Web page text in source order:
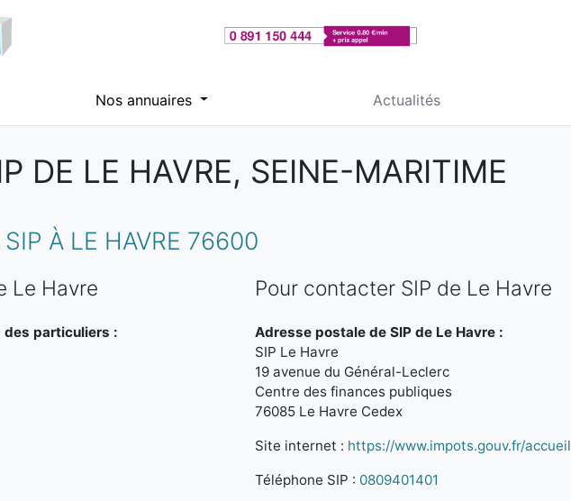
Nos annuaires Actualités
DE LE HAVRE, SEINE-MARITIME
À LE HAVRE 76600
Le Havre
des particuliers :
Pour contacter SIP de Le Havre
Adresse postale de SIP de Le Havre :
SIP Le Havre
19 avenue du Général-Leclerc
Centre des finances publiques
76085 Le Havre Cedex
Site internet : https://www.impots.gouv.fr/accueil
Téléphone SIP : 0809401401